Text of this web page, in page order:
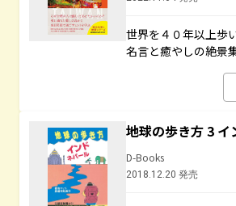
世界を４０年以上歩
名言と癒やしの絶景
地球の歩き方 3 イ
D-Books
2018.12.20 発売